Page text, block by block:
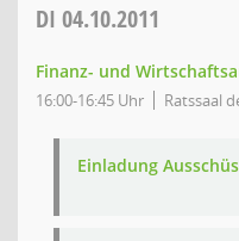
DI 04.10.2011
Finanz- und
16:00-16:45 Uhr Ratssaal
Einladung